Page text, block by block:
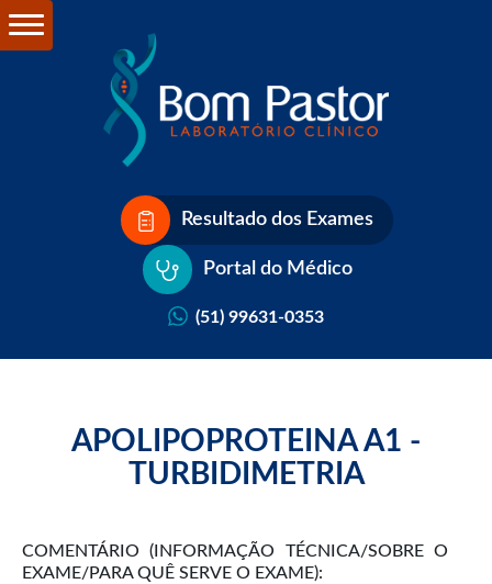
Resultado dos Exames
Portal do Médico
(51) 99631-0353
APOLIPOPROTEINA A1 -
TURBIDIMETRIA
COMENTÁRIO (INFORMAÇÃO TÉCNICA/SOBRE O
EXAME/PARA QUÊ SERVE O EXAME):